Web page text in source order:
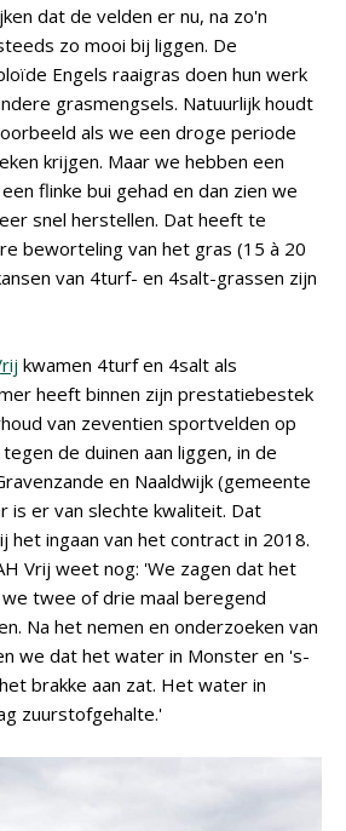
dat de velden er nu, na zo'n
zo mooi bij liggen. De
Engels raaigras doen hun werk
grasmengsels. Natuurlijk houdt
als we een droge periode
krijgen. Maar we hebben een
flinke bui gehad en dan zien we
snel herstellen. Dat heeft te
beworteling van het gras (15 à 20
van 4turf- en 4salt-grassen zijn
kwamen 4turf en 4salt als
heeft binnen zijn prestatiebestek
van zeventien sportvelden op
de duinen aan liggen, in de
en Naaldwijk (gemeente
is er van slechte kwaliteit. Dat
het ingaan van het contract in 2018.
Vrij weet nog: 'We zagen dat het
twee of drie maal beregend
Na het nemen en onderzoeken van
we dat het water in Monster en 's-
brakke aan zat. Het water in
zuurstofgehalte.'